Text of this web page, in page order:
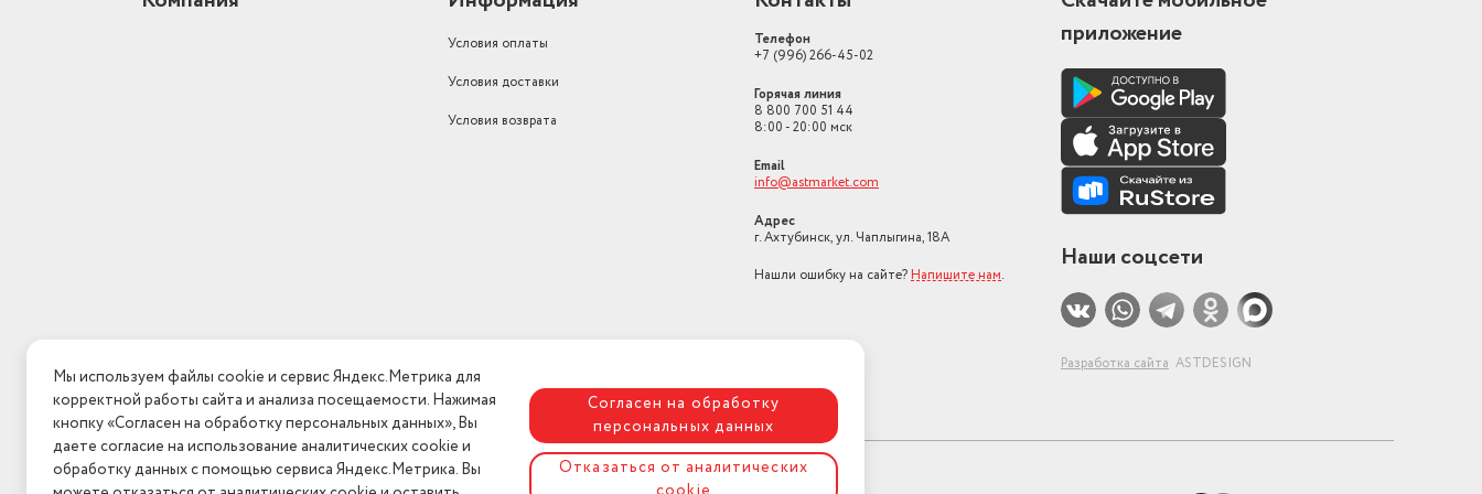
Условия оплаты
Условия доставки
Условия возврата
Телефон
+7 (996) 266-45-02
Горячая линия
8 800 700 51 44
8:00 - 20:00 мск
Email
info@astmarket.com
Адрес
г. Ахтубинск, ул. Чаплыгина, 18А
Нашли ошибку на сайте? Напишите нам.
приложение
Наши соцсети
Разработка сайта ASTDESIGN
Мы используем файлы cookie и сервис Яндекс.Метрика для
корректной работы сайта и анализа посещаемости. Нажимая
кнопку «Согласен на обработку персональных данных», Вы
даете согласие на использование аналитических cookie и
обработку данных с помощью сервиса Яндекс.Метрика. Вы
Согласен на обработку
персональных данных
Отказаться от аналитических